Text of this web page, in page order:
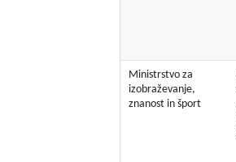
Ministrstvo za
izobraževanje,
znanost in šport